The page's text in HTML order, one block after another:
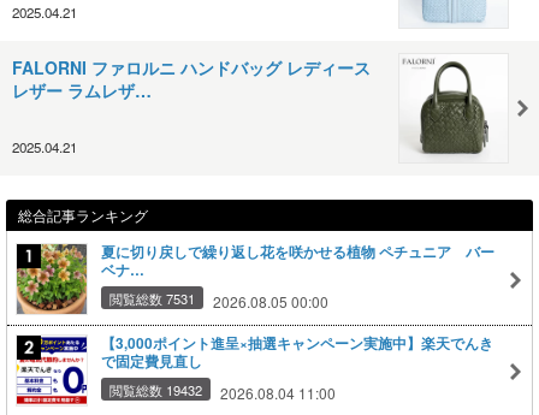
2025.04.21
FALORNI ファロルニ ハンドバッグ レディース
レザー ラムレザ…
2025.04.21
総合記事ランキング
夏に切り戻しで繰り返し花を咲かせる植物 ペチュニア バー
ベナ…
閲覧総数 7531 2026.08.05 00:00
【3,000ポイント進呈×抽選キャンペーン実施中】楽天でんき
で固定費見直し
閲覧総数 19432 2026.08.04 11:00